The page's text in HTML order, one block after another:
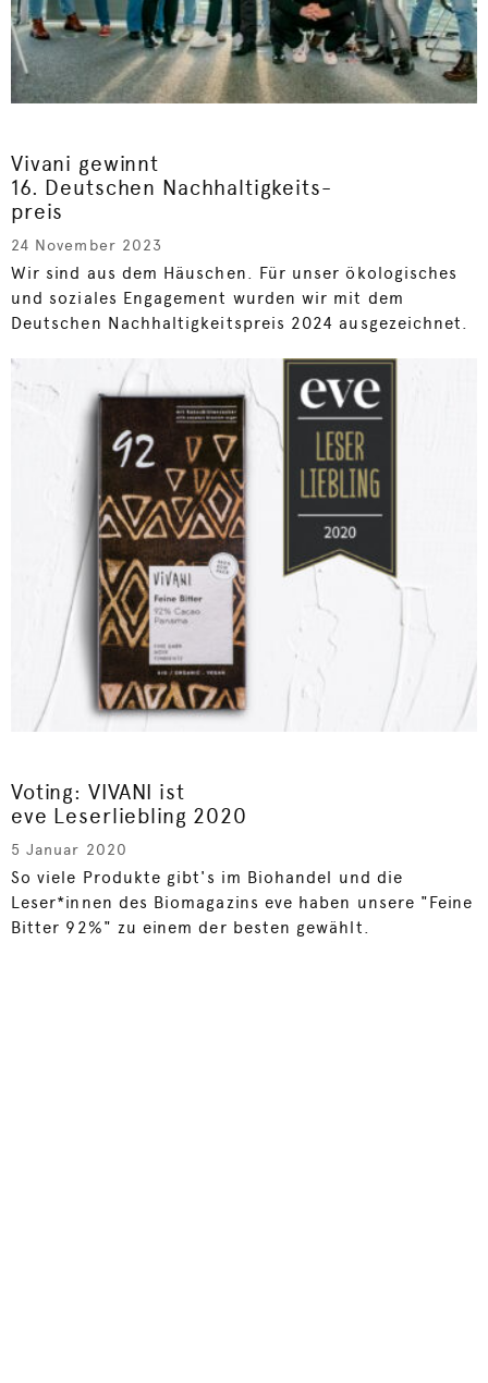
Vivani gewinnt
16. Deutschen Nachhaltigkeits-
preis
24 November 2023
Wir sind aus dem Häuschen. Für unser ökologisches
und soziales Engagement wurden wir mit dem
Deutschen Nachhaltigkeitspreis 2024 ausgezeichnet.
Voting: VIVANI ist
eve Leserliebling 2020
5 Januar 2020
So viele Produkte gibt's im Biohandel und die
Leser*innen des Biomagazins eve haben unsere "Feine
Bitter 92%" zu einem der besten gewählt.